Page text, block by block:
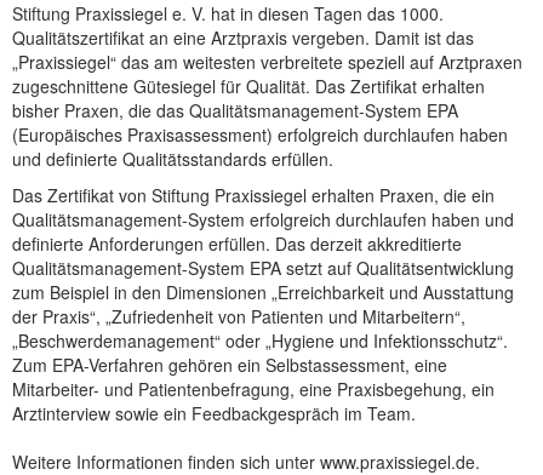
Medizin & Pharma
Gesundheit
Jobs & Karriere
Mitglieder-Beiträge
NEUER BEITRAG
Stiftung Praxissiegel e. V. hat in diesen Tagen das 1000.
Qualitätszertifikat an eine Arztpraxis vergeben. Damit ist das
„Praxissiegel“ das am weitesten verbreitete speziell auf Arztpraxen
zugeschnittene Gütesiegel für Qualität. Das Zertifikat erhalten
bisher Praxen, die das Qualitätsmanagement-System EPA
(Europäisches Praxisassessment) erfolgreich durchlaufen haben
und definierte Qualitätsstandards erfüllen.
Das Zertifikat von Stiftung Praxissiegel erhalten Praxen, die ein
Qualitätsmanagement-System erfolgreich durchlaufen haben und
definierte Anforderungen erfüllen. Das derzeit akkreditierte
Qualitätsmanagement-System EPA setzt auf Qualitätsentwicklung
zum Beispiel in den Dimensionen „Erreichbarkeit und Ausstattung
der Praxis“, „Zufriedenheit von Patienten und Mitarbeitern“,
„Beschwerdemanagement“ oder „Hygiene und Infektionsschutz“.
Zum EPA-Verfahren gehören ein Selbstassessment, eine
Mitarbeiter- und Patientenbefragung, eine Praxisbegehung, ein
Arztinterview sowie ein Feedbackgespräch im Team.
Weitere Informationen finden sich unter www.praxissiegel.de.